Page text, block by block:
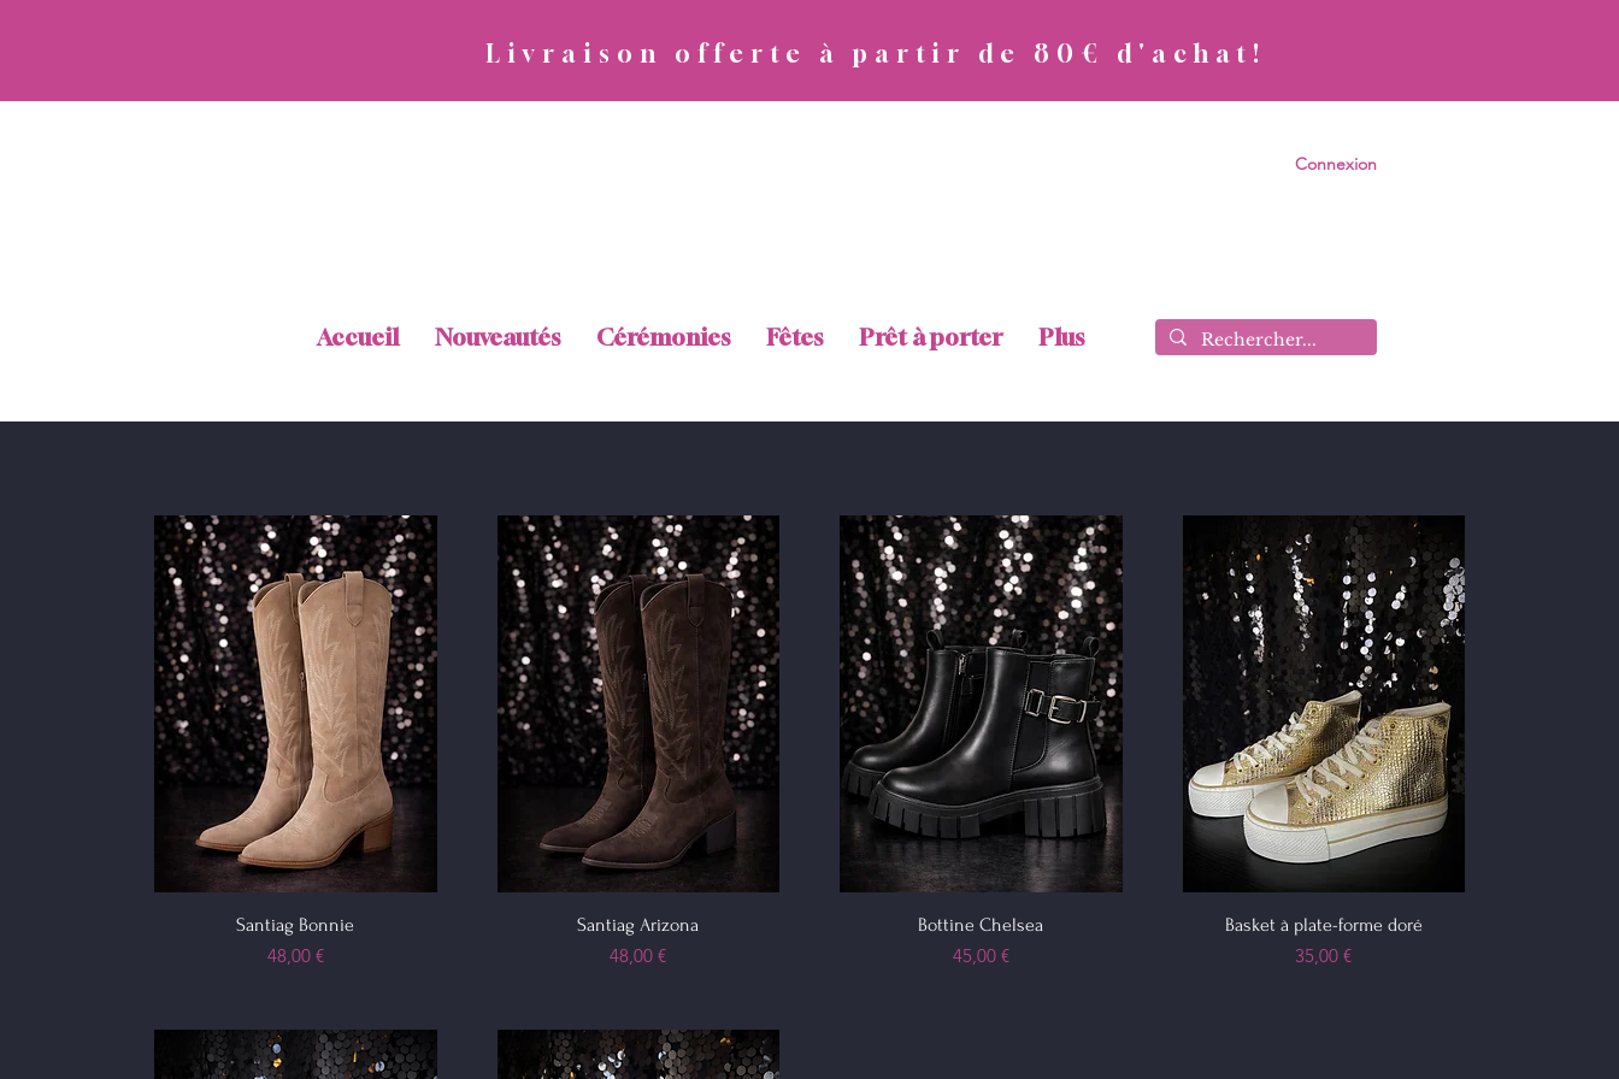
​Livraison offerte à partir de 80€ d'achat!
Connexion
Accueil Nouveautés Cérémonies Fêtes Prêt à porter Plus
Santiag Bonnie
Prix
48,00 €
Santiag Arizona
Prix
48,00 €
Bottine Chelsea
Prix
45,00 €
Basket à plate-forme doré
Prix
35,00 €